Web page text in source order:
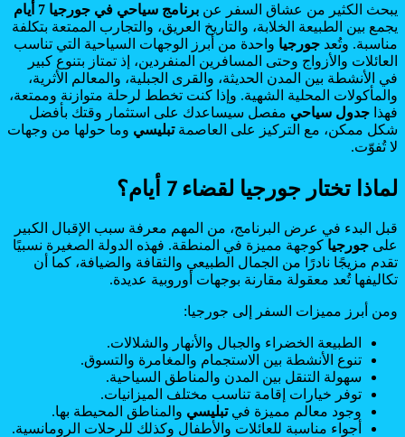
يبحث الكثير من عشاق السفر عن برنامج سياحي في جورجيا 7 أيام
يجمع بين الطبيعة الخلابة، والتاريخ العريق، والتجارب الممتعة بتكلفة
مناسبة. وتُعد جورجيا واحدة من أبرز الوجهات السياحية التي تناسب
العائلات والأزواج وحتى المسافرين المنفردين، إذ تمتاز بتنوع كبير
في الأنشطة بين المدن الحديثة، والقرى الجبلية، والمعالم الأثرية،
والمأكولات المحلية الشهية. وإذا كنت تخطط لرحلة متوازنة وممتعة،
فهذا جدول سياحي مفصل سيساعدك على استثمار وقتك بأفضل
شكل ممكن، مع التركيز على العاصمةتبليسي وما حولها من وجهات
لا تُفوّت.
لماذا تختار جورجيا لقضاء 7 أيام؟
قبل البدء في عرض البرنامج، من المهم معرفة سبب الإقبال الكبير
على جورجيا كوجهة مميزة في المنطقة. فهذه الدولة الصغيرة نسبيًا
تقدم مزيجًا نادرًا من الجمال الطبيعي والثقافة والضيافة، كما أن
تكاليفها تُعد معقولة مقارنة بوجهات أوروبية عديدة.
ومن أبرز مميزات السفر إلى جورجيا:
الطبيعة الخضراء والجبال والأنهار والشلالات.
تنوع الأنشطة بين الاستجمام والمغامرة والتسوق.
سهولة التنقل بين المدن والمناطق السياحية.
توفر خيارات إقامة تناسب مختلف الميزانيات.
وجود معالم مميزة فيتبليسي والمناطق المحيطة بها.
أجواء مناسبة للعائلات والأطفال وكذلك للرحلات الرومانسية.